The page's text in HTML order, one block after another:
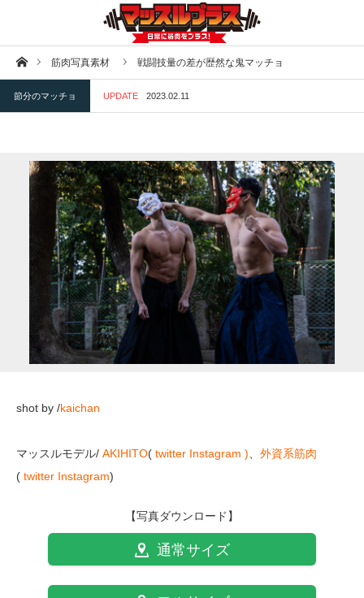
ホーム筋肉写真素材 戦闘技量の差が歴然な鬼マッチョ
節分のマッチョ UPDATE 2023.02.11
shot by /kaichan
マッスルモデル/ AKIHITO( twitter Instagram )
外資系筋肉
( twitter Instagram)
【写真ダウンロード】
通常サイズ